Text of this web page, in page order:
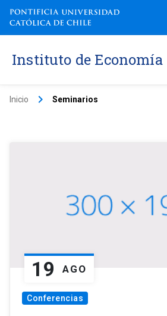
Instituto de Economía
Inicio keyboard_arrow_right Seminarios
19 AGO
Conferencias